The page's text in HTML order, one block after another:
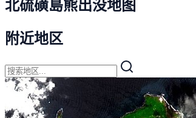
北硫磺島熊出没地图
附近地区